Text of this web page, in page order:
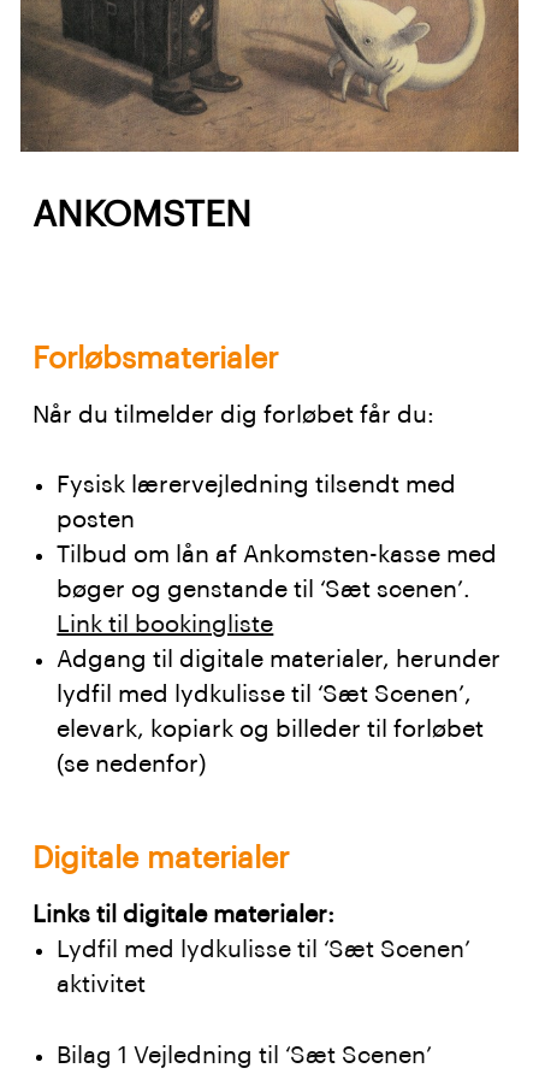
ANKOMSTEN
Forløbsmaterialer
Når du tilmelder dig forløbet får du:
Fysisk lærervejledning tilsendt med
posten
Tilbud om lån af Ankomsten-kasse med
bøger og genstande til ‘Sæt scenen’.
Link til bookingliste
Adgang til digitale materialer, herunder
lydfil med lydkulisse til ‘Sæt Scenen’,
elevark, kopiark og billeder til forløbet
(se nedenfor)
Digitale materialer
Links til digitale materialer:
Lydfil med lydkulisse til ‘Sæt Scenen’
aktivitet
Bilag 1 Vejledning til ‘Sæt Scenen’